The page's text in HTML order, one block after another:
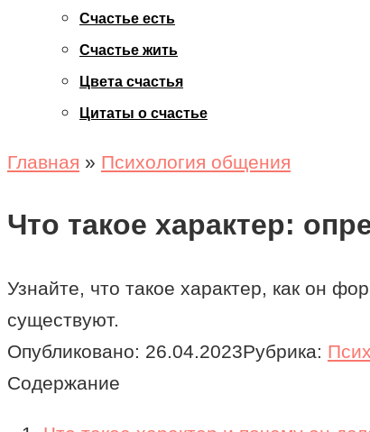
Счастье есть
Счастье жить
Цвета счастья
Цитаты о счастье
Главная » Психология общения
Что такое характер:
Узнайте, что такое характер, как он
существуют.
Опубликовано: 26.04.2023Рубрика:
Содержание